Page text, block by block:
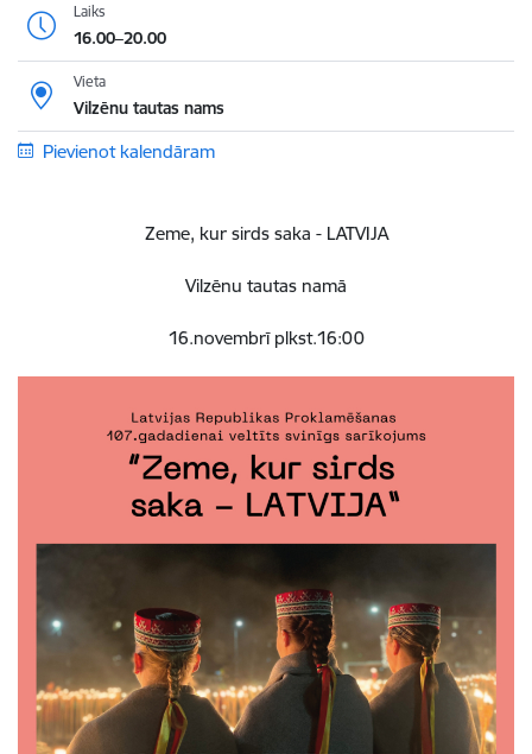
Laiks
16.00–20.00
Vieta
Vilzēnu tautas nams
Pievienot kalendāram
Zeme, kur sirds saka - LATVIJA
Vilzēnu tautas namā
16.novembrī plkst.16:00